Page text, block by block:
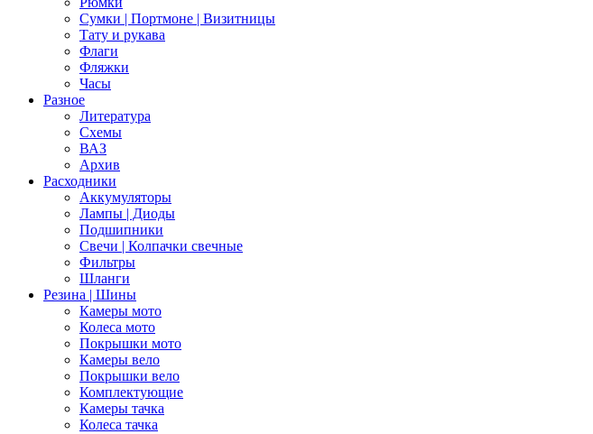
Сумки | Портмоне | Визитницы
Тату и рукава
Флаги
Фляжки
Часы
Разное
Литература
Схемы
ВАЗ
Архив
Расходники
Аккумуляторы
Лампы | Диоды
Подшипники
Свечи | Колпачки свечные
Фильтры
Шланги
Резина | Шины
Камеры мото
Колеса мото
Покрышки мото
Камеры вело
Покрышки вело
Комплектующие
Камеры тачка
Колеса тачка